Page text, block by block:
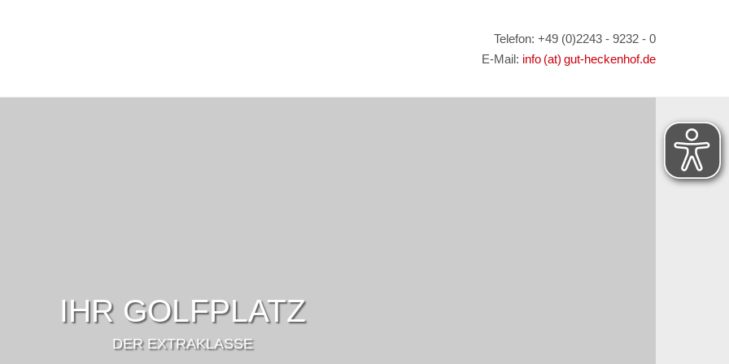
Telefon: +49 (0)2243 - 9232 - 0
E-Mail: info (at) gut-heckenhof.de
IHR GOLFPLATZ
DER EXTRAKLASSE